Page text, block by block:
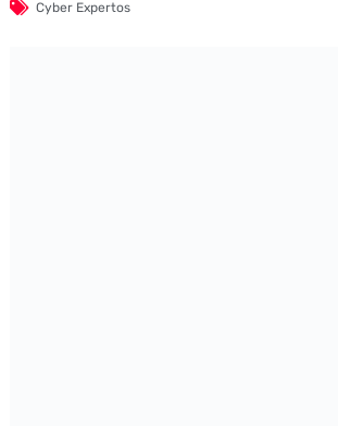
Cyber Expertos